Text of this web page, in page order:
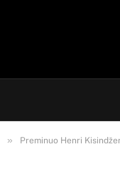
» Preminuo Henri Kisindžer